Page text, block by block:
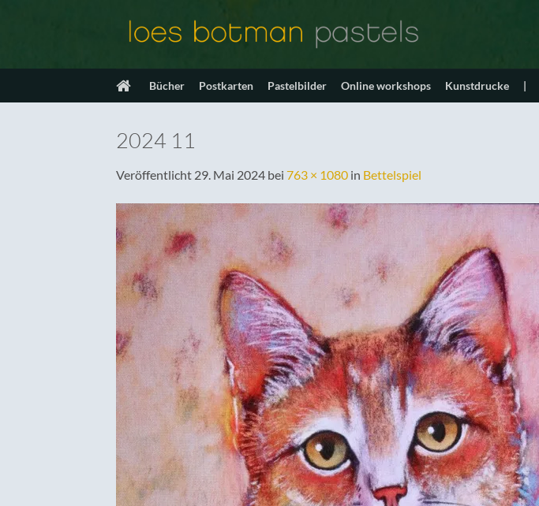
Bücher Postkarten Pastelbilder Online workshops Kunstdrucke |
2024 11
Veröffentlicht 29. Mai 2024 bei 763 × 1080 in Bettelspiel